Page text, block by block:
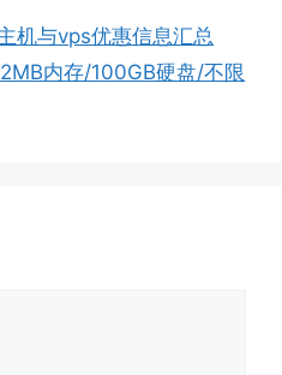
机与vps优惠信息汇总
内存/100GB硬盘/不限